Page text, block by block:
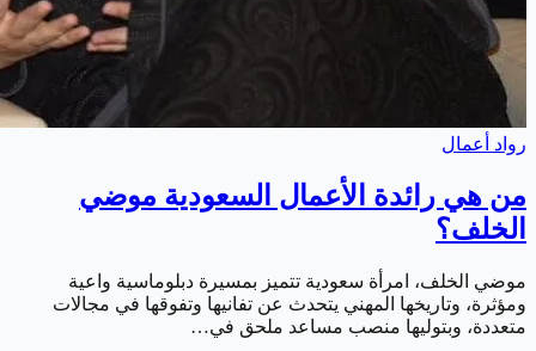
رواد أعمال
من هي رائدة الأعمال السعودية موضي
الخلف؟
موضي الخلف، امرأة سعودية تتميز بمسيرة دبلوماسية واعية
ومؤثرة، وتاريخها المهني يتحدث عن تفانيها وتفوقها في مجالات
متعددة، وبتوليها منصب مساعد ملحق في…